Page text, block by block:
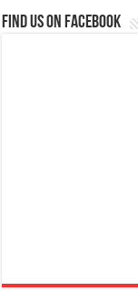
Find us on Facebook